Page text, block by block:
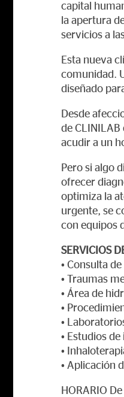
capital
la apertura
servicios a
Esta nueva
comunidad.
diseñado
Desde
de
acudir a un
Pero si algo
ofrecer
optimiza la
urgente, se
con equipos
SERVICIOS
• Consulta
• Traumas
• Área de
•
•
• Estudios de
•
• Aplicación
HORARIO